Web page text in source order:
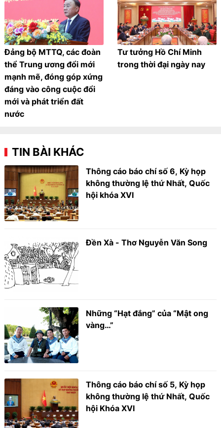
Đảng bộ MTTQ, các đoàn
thể Trung ương đổi mới
mạnh mẽ, đóng góp xứng
đáng vào công cuộc đổi
mới và phát triển đất
nước
Tư tưởng Hồ Chí Minh
trong thời đại ngày nay
TIN BÀI KHÁC
Thông cáo báo chí số 6, Kỳ họp
không thường lệ thứ Nhất, Quốc
hội khóa XVI
Đền Xà - Thơ Nguyễn Văn Song
Những “Hạt đắng” của “Mật ong
vàng…”
Thông cáo báo chí số 5, Kỳ họp
không thường lệ thứ Nhất, Quốc
hội Khóa XVI